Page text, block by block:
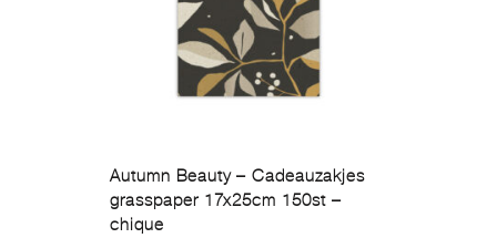
Autumn Beauty – Cadeauzakjes
grasspaper 17x25cm 150st –
chique